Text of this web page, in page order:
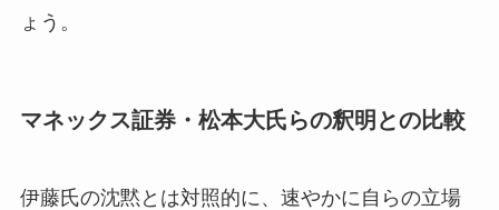
ょう。
マネックス証券・松本大氏らの釈明との比較
伊藤氏の沈黙とは対照的に、速やかに自らの立場